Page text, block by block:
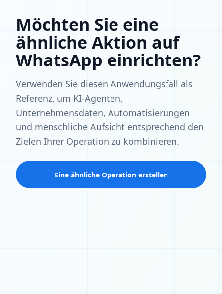
Möchten Sie eine
ähnliche Aktion auf
WhatsApp einrichten?
Verwenden Sie diesen Anwendungsfall als
Referenz, um KI-Agenten,
Unternehmensdaten, Automatisierungen
und menschliche Aufsicht entsprechend den
Zielen Ihrer Operation zu kombinieren.
Eine ähnliche Operation erstellen